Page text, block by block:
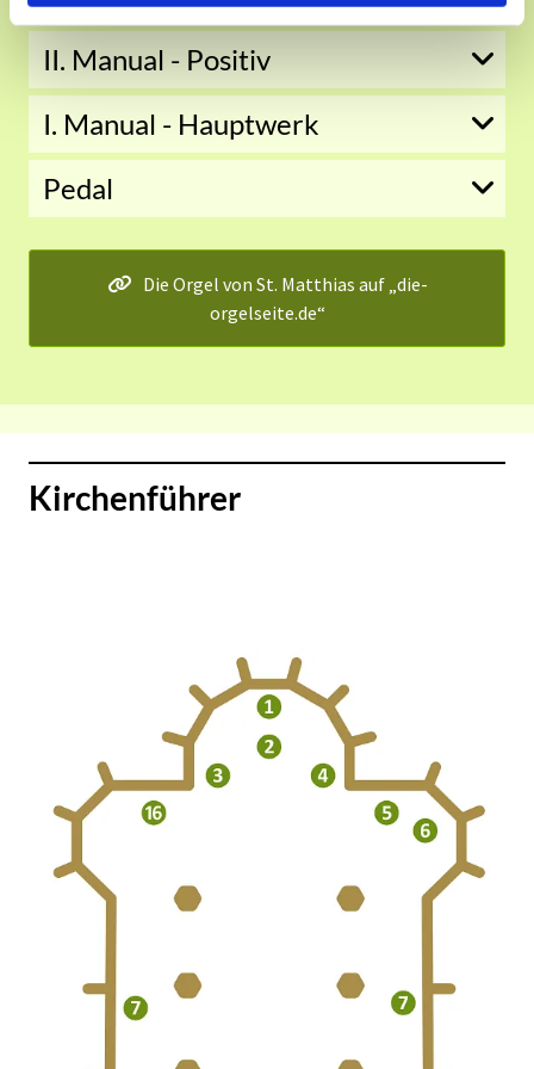
II. Manual - Positiv
I. Manual - Hauptwerk
Pedal
Die Orgel von St. Matthias auf „die-
orgelseite.de“
Kirchenführer